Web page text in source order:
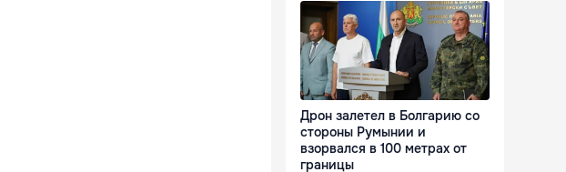
Дрон залетел в Болгарию со
стороны Румынии и
взорвался в 100 метрах от
границы